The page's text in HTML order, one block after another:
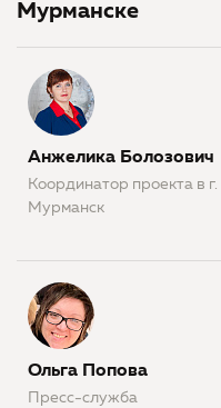
Мурманске
Анжелика Болозович
Координатор проекта в г.
Мурманск
Ольга Попова
Пресс-служба